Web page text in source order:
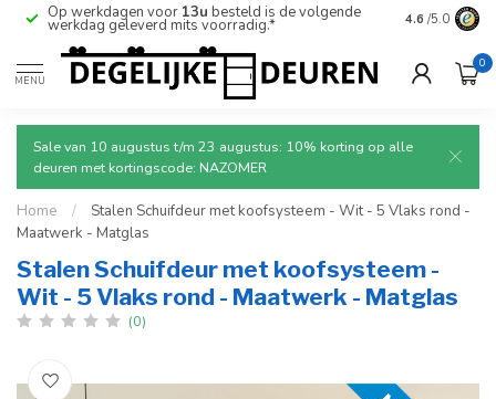
Op werkdagen voor 13u besteld is de volgende
werkdag geleverd mits voorradig.*
Ruim aanbod
deuren.
4.6 /5.0
MENU
0
Sale van 10 augustus t/m 23 augustus: 10% korting op alle
deuren met kortingscode: NAZOMER
Home /
Stalen Schuifdeur met koofsysteem - Wit - 5 Vlaks rond -
Maatwerk - Matglas
Stalen Schuifdeur met koofsysteem -
Wit - 5 Vlaks rond - Maatwerk - Matglas
(0)